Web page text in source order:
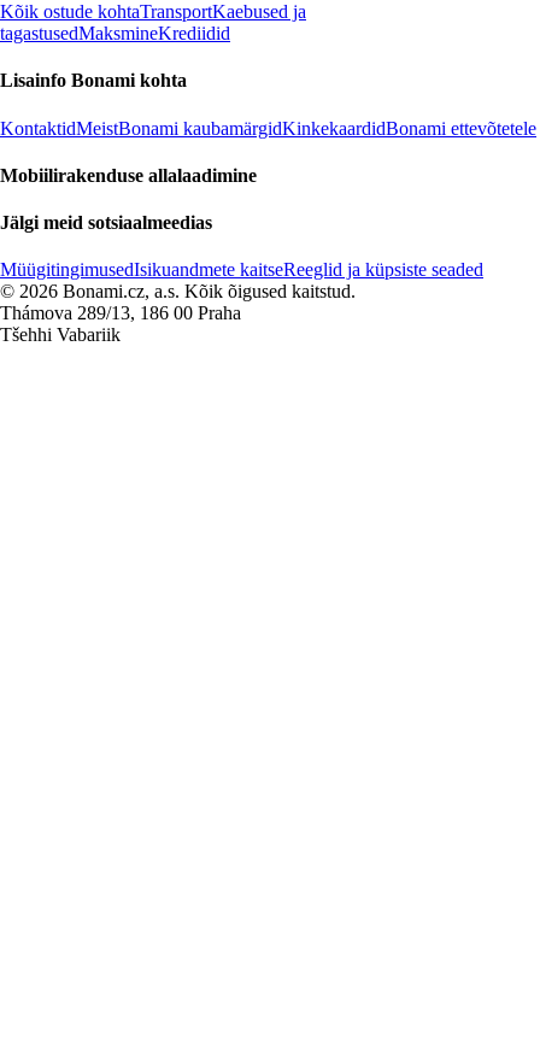
Kõik ostude kohtaTransportKaebused ja
tagastusedMaksmineKrediidid
Lisainfo Bonami kohta
KontaktidMeistBonami kaubamärgidKinkekaardidBonami ettevõtetele
Mobiilirakenduse allalaadimine
Jälgi meid sotsiaalmeedias
MüügitingimusedIsikuandmete kaitseReeglid ja küpsiste seaded
© 2026 Bonami.cz, a.s. Kõik õigused kaitstud.
Thámova 289/13, 186 00 Praha
Tšehhi Vabariik